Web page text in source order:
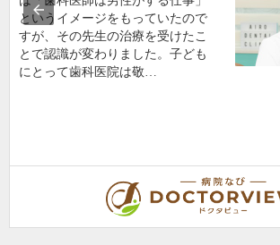
というイメージをもっていたので
すが、その先生の治療を受けたこ
とで認識が変わりました。子ども
にとって歯科医院は敬…